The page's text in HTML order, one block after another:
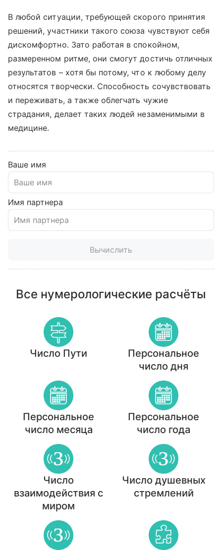
В любой ситуации, требующей скорого принятия
решений, участники такого союза чувствуют себя
дискомфортно. Зато работая в спокойном,
размеренном ритме, они смогут достичь отличных
результатов – хотя бы потому, что к любому делу
относятся творчески. Способность сочувствовать
и переживать, а также облегчать чужие
страдания, делает таких людей незаменимыми в
медицине.
Ваше имя
Имя партнера
Вычислить
Все нумерологические расчёты
Число Пути
Персональное
число дня
Персональное
число месяца
Персональное
число года
Число
взаимодействия с
миром
Число душевных
стремлений